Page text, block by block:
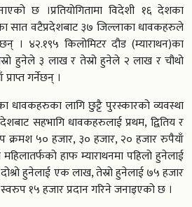
छ ।प्रतियोगितामा विदेशी १६ देशका
सात वटैप्रदेशबाट ३७ जिल्लाका धावकहरुले
। ४२.१९५ किलोमिटर दौड (म्याराथन)का
हुनेले ३ लाख र तेस्रो हुनेले २ लाख र चौथो
गर्नेछन् ।
धावकहरुका लागि छुट्टै पुरस्कारको व्यवस्था
सहभागि धावकहरुलाई प्रथम, द्वितिय र
क्रमश ५० हजार, ३० हजार, २० हजार रुपैयाँ
हाफ म्याराथनमा पहिलो हुनेलाई
हुनेलाई एक लाख, तेस्रो हुनेलाई ७५ हजार
१५ हजार प्रदान गरिने जनाइएको छ ।